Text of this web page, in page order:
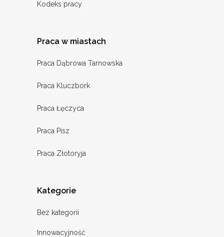
Kodeks pracy
Praca w miastach
Praca Dąbrowa Tarnowska
Praca Kluczbork
Praca Łęczyca
Praca Pisz
Praca Złotoryja
Kategorie
Bez kategorii
Innowacyjność